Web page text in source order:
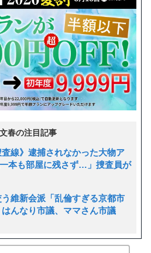
春の注目記事
査線》逮捕されなかった大物ア
本も部屋に残さず…」捜査員が
維新会派「乱倫すぎる京都市
んなり市議、ママさん市議